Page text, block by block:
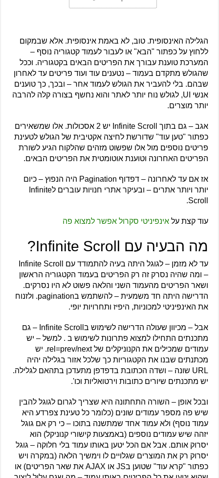
הגלילה האינסופית. טוב, לא באמת אינסופית. אלא שבמקום
ללחוץ על כפתור "הבא" או לעבור לעמוד קטגוריה נוסף –
המערכת טוענת עבורך את הפריטים הבאים בקטגוריה. וככל
שהגולש מתקדם בעמוד – נטענים עוד ועוד פריטים עד לאחרון
שבהם. בלי להעביר את הגולש לעמוד אחר – ובכך, כך טוענים
אנשי UI, לגולש נוח יותר לאתר והוא נחשף בצורה קלה להרבה
יותר מוצרים.
אגב – גם בתוך Infinite Scroll יש 2 אסכולות. אלו שמשאירים
כפתור "טען עוד" שדורשת לחיצה אקטיבית של הגולש לטעינת
פריטים נוספים מול אלו שפשוט מזהים שהלקוח הגיע לשורת
הפריטים האחרונה וטוענת אוטומטית את הפריטים הבאים.
אז אם עד לאחרונה – דפדוף Pagination היה הנפוץ – כיום
יותר ויותר אתרים – ובעיקר אתרי חנויות עוברים לInfinite
Scroll.
עוד קצת עלאינפיניטי סקרול אפשר למצוא פה
מה הבעיה עם Infinite Scroll?
– ומה שהיה נסרק זה רק הפריטים בעמוד הקטגוריה הראשון
ושאר הפריטים מהעמוד השני והלאה פשוט לא היו נסרקים.
הדרישה היתה חד משמעית – להשתמש בpagination. ולזנוח
את האינפיניטי למכוניות, היפיז ותחרויות יופי.
אבל – מכיוון שעולה הדרישה לשימוש בInfinite Scroll – גם
מתכנתים התחילו למצוא פתרונות לשימוש ב . למשל – יש
עמודים שמכילים את הקנוניקלים של rel=prev/next. יש
מכתנתים שבנו את הקטגוריות כך שלכל אזור בגלילה יהיה
URL שונה – ושדה הכתובת בדפדפן מתעדכן בתהאם לגלילה.
יש מתכנתים שיורים כתובות וירטואליות וכו'.
ובכל אופן – השורה התחתונה היא שצריך לגרום לגוגל להבין
שיש פה מספר עמודים שונים (כלומר כל טעינת צפרדע היא
עמוד נוסף) ולא עמוד אחד שמתשנה בתוכו – כי רק אם גוגל
יזהה שיש עמודים נוספים (באמצעות קישורי קנוניקל) הוא
יסרוק אותם. אבל אם הכל יטען באותו עמוד בלי חלוקה – גוגל
יסרוק רק את המוצרים שגלויים לו וימשיך הלאה (במקרה ויש
כפתור "קרא עוד" שטוען בJS או AJAX את שאר הפריטים) או